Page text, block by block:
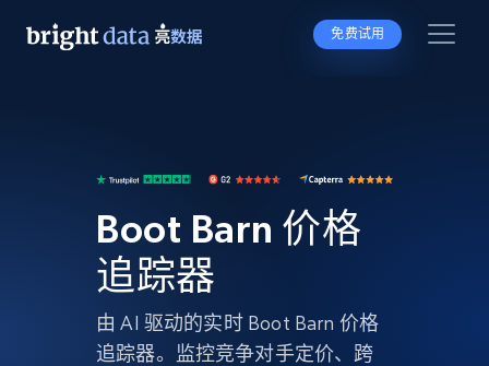
免费试用
Boot Barn 价格
追踪器
由 AI 驱动的实时 Boot Barn 价格
追踪器。监控竞争对手定价、跨